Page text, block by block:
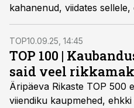
kahanenud, viidates
majanduskeskkond on
rõivakaubanduse turgu
tekstiilitööstuse
TOP10.09.25, 14:45
TOP 100 |
said veel
Äripäeva Rikaste TOP 500
viiendiku kaupmehed,